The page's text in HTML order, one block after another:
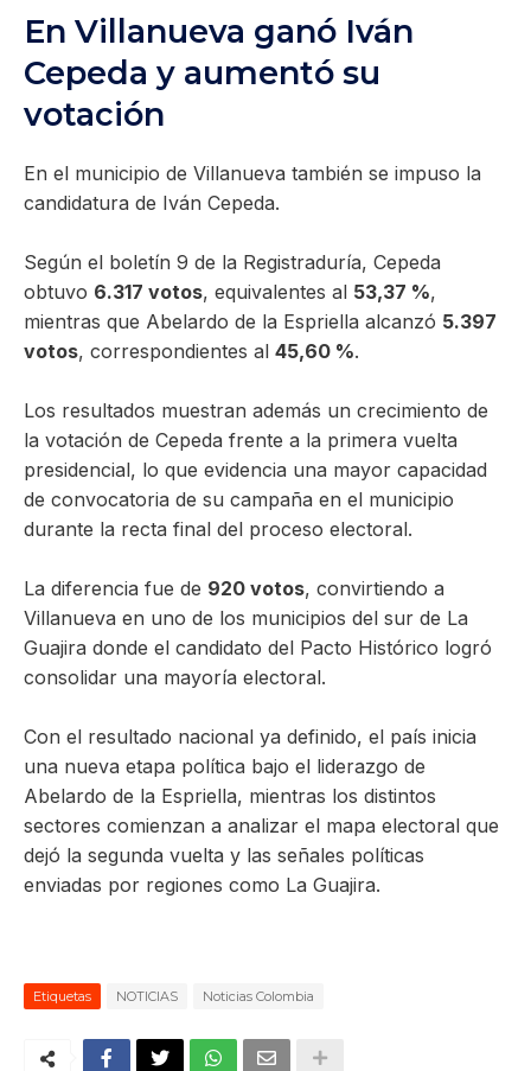
En Villanueva ganó Iván
Cepeda y aumentó su
votación
En el municipio de Villanueva también se impuso la
candidatura de Iván Cepeda.
Según el boletín 9 de la Registraduría, Cepeda
obtuvo 6.317 votos, equivalentes al 53,37 %,
mientras que Abelardo de la Espriella alcanzó 5.397
votos, correspondientes al 45,60 %.
Los resultados muestran además un crecimiento de
la votación de Cepeda frente a la primera vuelta
presidencial, lo que evidencia una mayor capacidad
de convocatoria de su campaña en el municipio
durante la recta final del proceso electoral.
La diferencia fue de 920 votos, convirtiendo a
Villanueva en uno de los municipios del sur de La
Guajira donde el candidato del Pacto Histórico logró
consolidar una mayoría electoral.
Con el resultado nacional ya definido, el país inicia
una nueva etapa política bajo el liderazgo de
Abelardo de la Espriella, mientras los distintos
sectores comienzan a analizar el mapa electoral que
dejó la segunda vuelta y las señales políticas
enviadas por regiones como La Guajira.
Etiquetas NOTICIAS Noticias Colombia